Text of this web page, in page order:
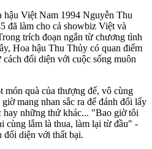
hậu Việt Nam 1994 Nguyễn Thu
đã làm cho cả showbiz Việt và
trích đoạn ngắn từ chương tình
Hoa hậu Thu Thủy có quan điểm
đối diện với cuộc sống muôn
quà của thượng đế, vô cùng
mang nhan sắc ra để đánh đổi lấy
hay những thứ khác... "Bao giờ tôi
cùng lắm là thua, làm lại từ đầu" -
đối diện với thất bại.